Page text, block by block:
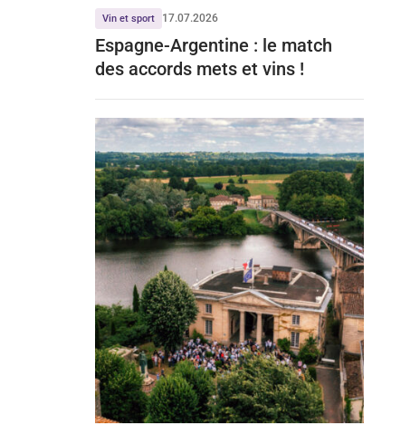
Vin et sport 17.07.2026
Espagne-Argentine : le match
des accords mets et vins !